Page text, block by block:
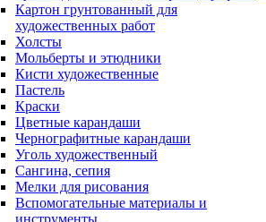
Картон грунтованный для
художественных работ
Холсты
Мольберты и этюдники
Кисти художественные
Пастель
Краски
Цветные карандаши
Чернографитные карандаши
Уголь художественный
Сангина, сепия
Мелки для рисования
Вспомогательные материалы и